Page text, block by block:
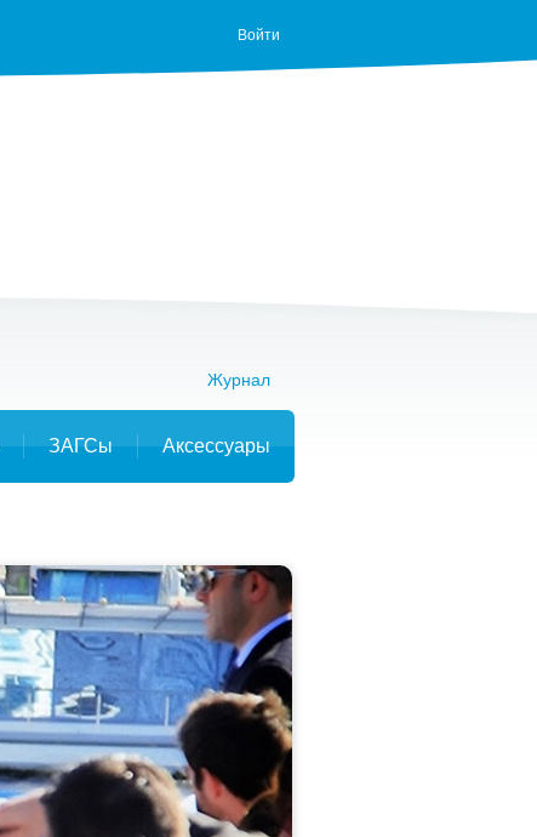
Войти
Журнал
ЗАГСы Аксессуары